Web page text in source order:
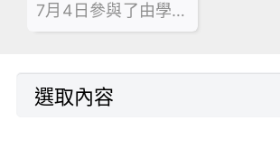
7月4日參與了由學友
社舉辦的「V-Star
日」。活動於明愛天
悅長者中心順利舉